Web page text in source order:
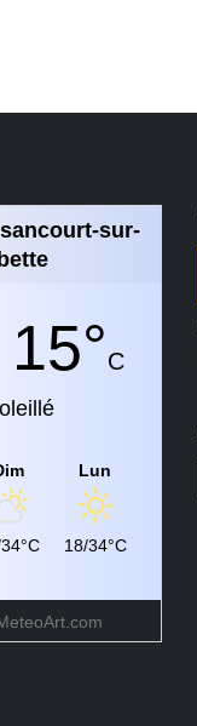
sur-
15°C
Lun
18/34°C